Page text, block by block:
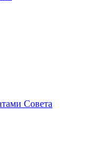
Совета